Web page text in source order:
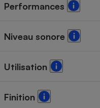
Performances
Niveau sonore
Utilisation
Finition